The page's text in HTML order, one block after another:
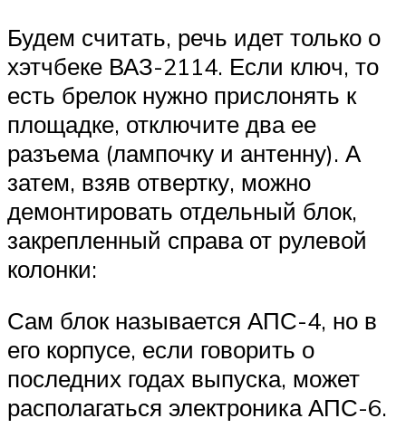
Будем считать, речь идет только о
хэтчбеке ВАЗ-2114. Если ключ, то
есть брелок нужно прислонять к
площадке, отключите два ее
разъема (лампочку и антенну). А
затем, взяв отвертку, можно
демонтировать отдельный блок,
закрепленный справа от рулевой
колонки:
Сам блок называется АПС-4, но в
его корпусе, если говорить о
последних годах выпуска, может
располагаться электроника АПС-6.